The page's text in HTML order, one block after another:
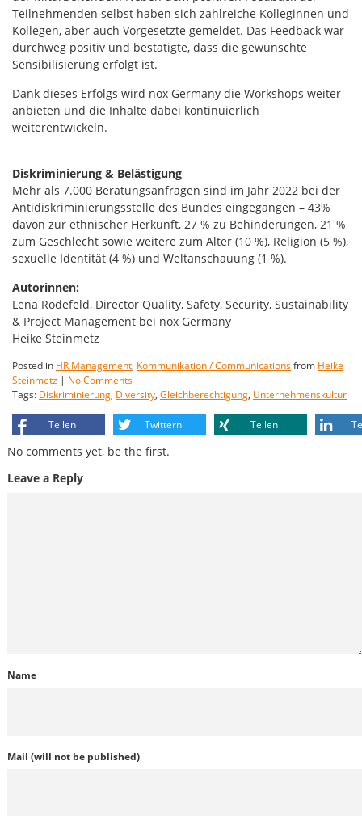
Teilnehmenden selbst haben sich zahlreiche Kolleginnen und
Kollegen, aber auch Vorgesetzte gemeldet. Das Feedback war
durchweg positiv und bestätigte, dass die gewünschte
Sensibilisierung erfolgt ist.
Dank dieses Erfolgs wird nox Germany die Workshops weiter
anbieten und die Inhalte dabei kontinuierlich
weiterentwickeln.
Diskriminierung & Belästigung
Mehr als 7.000 Beratungsanfragen sind im Jahr 2022 bei der
Antidiskriminierungsstelle des Bundes eingegangen – 43%
davon zur ethnischer Herkunft, 27 % zu Behinderungen, 21 %
zum Geschlecht sowie weitere zum Alter (10 %), Religion (5 %),
sexuelle Identität (4 %) und Weltanschauung (1 %).
Autorinnen:
Lena Rodefeld, Director Quality, Safety, Security, Sustainability
& Project Management bei nox Germany
Heike Steinmetz
Posted in HR Management, Kommunikation / Communicationsfrom Heike
Steinmetz | No Comments
Tags: Diskriminierung, Diversity, Gleichberechtigung, Unternehmenskultur
Teilen Twittern Teilen
No comments yet, be the first.
Leave a Reply
Name
Mail (will not be published)